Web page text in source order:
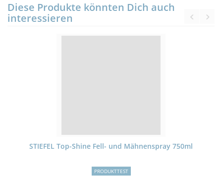
Diese Produkte könnten Dich auch
interessieren
STIEFEL Top-Shine Fell- und Mähnenspray 750ml
PRODUKTTEST